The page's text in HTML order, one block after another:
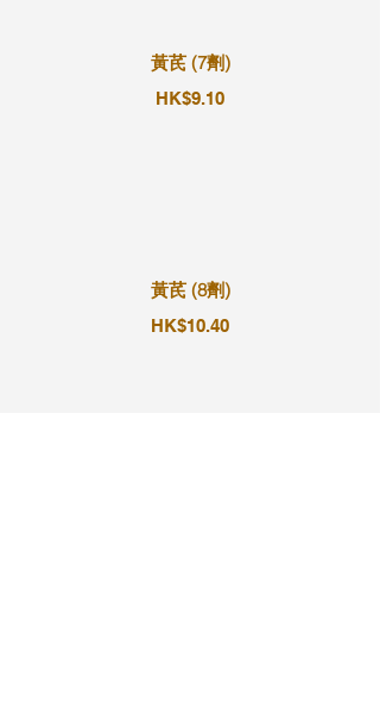
黃芪 (7劑)
HK$9.10
黃芪 (8劑)
HK$10.40